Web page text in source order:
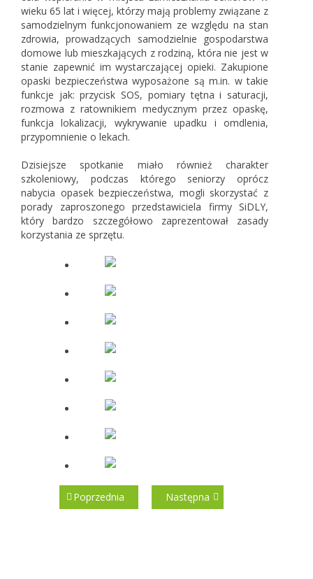
wieku 65 lat i więcej, którzy mają problemy związane z
samodzielnym funkcjonowaniem ze względu na stan
zdrowia, prowadzących samodzielnie gospodarstwa
domowe lub mieszkających z rodziną, która nie jest w
stanie zapewnić im wystarczającej opieki. Zakupione
opaski bezpieczeństwa wyposażone są m.in. w takie
funkcje jak: przycisk SOS, pomiary tętna i saturacji,
rozmowa z ratownikiem medycznym przez opaskę,
funkcja lokalizacji, wykrywanie upadku i omdlenia,
przypomnienie o lekach.
Dzisiejsze spotkanie miało również charakter
szkoleniowy, podczas którego seniorzy oprócz
nabycia opasek bezpieczeństwa, mogli skorzystać z
porady zaproszonego przedstawiciela firmy SiDLY,
który bardzo szczegółowo zaprezentował zasady
korzystania ze sprzętu.
Poprzednia Następna